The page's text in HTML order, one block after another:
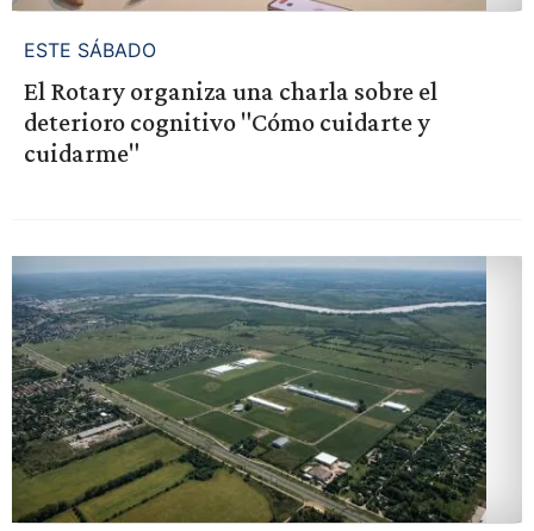
ESTE SÁBADO
El Rotary organiza una charla sobre el
deterioro cognitivo "Cómo cuidarte y
cuidarme"